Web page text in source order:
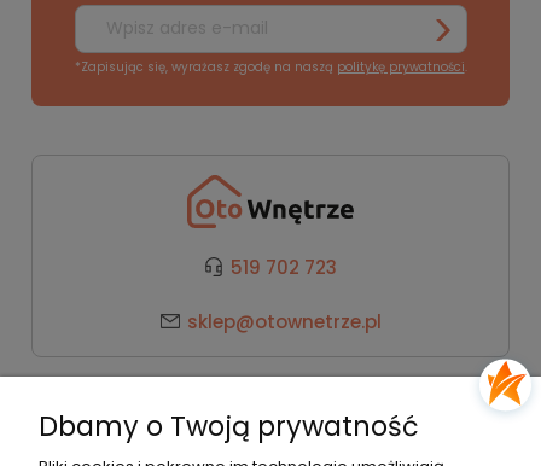
*Zapisując się, wyrażasz zgodę na naszą politykę prywatności.
519 702 723
sklep@otownetrze.pl
Dbamy o Twoją prywatność